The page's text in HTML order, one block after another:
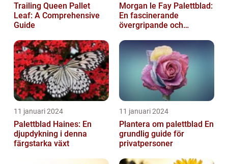
Trailing Queen Pallet
Leaf: A Comprehensive
Guide
Morgan le Fay Palettblad:
En fascinerande
övergripande och
11 januari 2024
Palettblad Haines: En
djupdykning i denna
färgstarka växt
11 januari 2024
Plantera om palettblad En
grundlig guide för
privatpersoner